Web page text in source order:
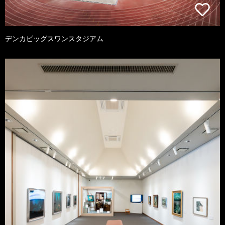
デンカビッグスワンスタジアム